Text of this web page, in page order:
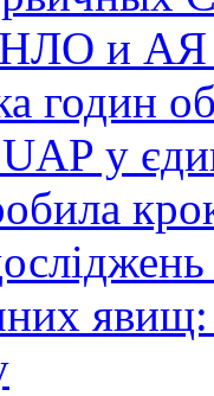
НЛО и
годин
UAP у